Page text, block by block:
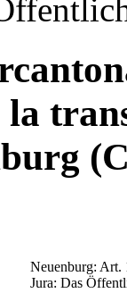
la
Neuenburg: Art.
Jura: Das